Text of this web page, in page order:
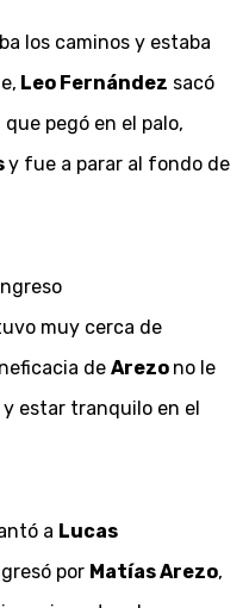
los caminos y estaba
Leo Fernández sacó
pegó en el palo,
y fue a parar al fondo de
muy cerca de
de Arezo no le
estar tranquilo en el
a Lucas
por Matías Arezo,